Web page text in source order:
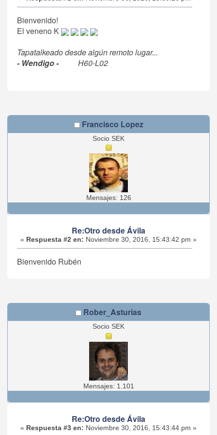
Bienvenido!
El veneno K
Tapatalkeado desde algún remoto lugar...
- Wendigo -H60-L02
Francisco Lopez
Socio SEK
Mensajes: 126
Re:Otro desde Ávila
« Respuesta #2 en: Noviembre 30, 2016, 15:43:42 pm »
Bienvenido Rubén
Rober_Asturias
Socio SEK
Mensajes: 1.101
Re:Otro desde Ávila
« Respuesta #3 en: Noviembre 30, 2016, 15:43:44 pm »